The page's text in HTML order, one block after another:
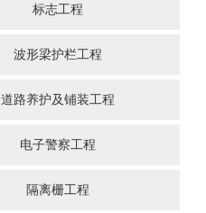
标志工程
波形梁护栏工程
道路养护及铺装工程
电子警察工程
隔离栅工程